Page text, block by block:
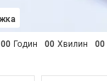
00 Годин 00 Хвилин 00